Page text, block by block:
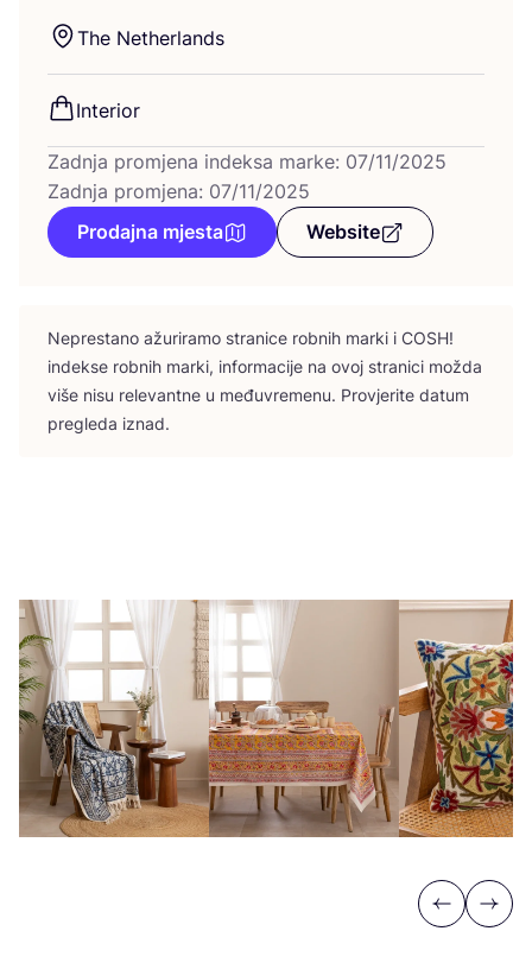
The Net­her­lan­ds
Inte­ri­or
Zadnja promjena indeksa marke: 07/11/2025
Zadnja promjena: 07/11/2025
Prodajna mjesta
Website
Nepres­ta­no ažu­ri­ra­mo stra­ni­ce rob­nih mar­ki i COSH!
indek­se rob­nih mar­ki, infor­ma­ci­je na ovoj stra­ni­ci možda
više nisu rele­vant­ne u među­vre­me­nu. Pro­vje­ri­te datum
pre­gle­da iznad.
Previous
Next